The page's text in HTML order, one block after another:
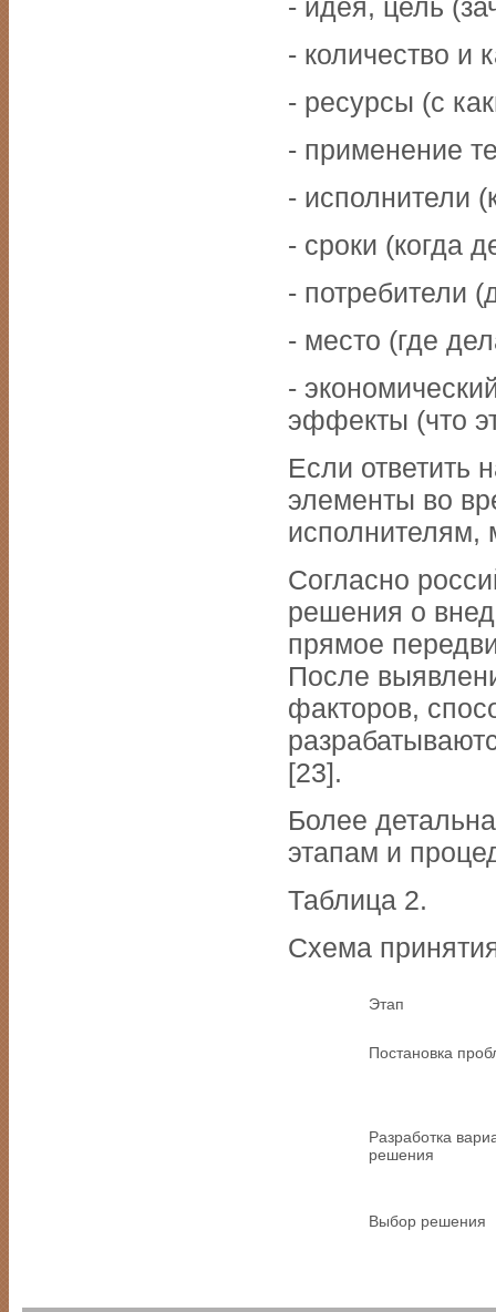
- идея, цель
- количество и
- ресурсы (с
- применение
- исполнители
- сроки (когда
- потребители
- место (где
-
эффекты (что
Если ответить
элементы во
исполнителям,
Согласно
решения о
прямое
После
факторов,
[23].
Более
этапам и
Таблица 2.
Схема
Этап
Постановка
Разработка
решения
Выбор решения